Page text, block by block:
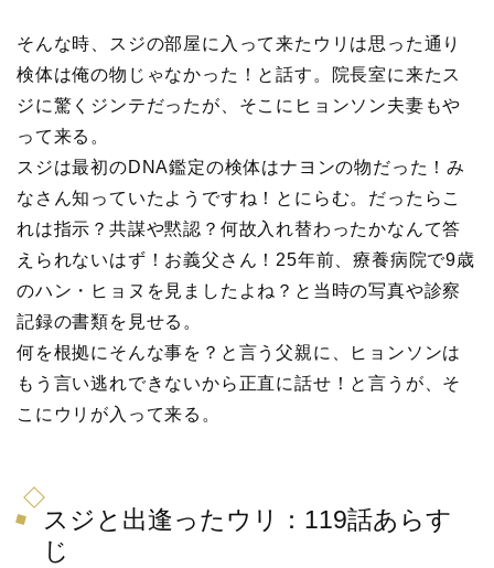
そんな時、スジの部屋に入って来たウリは思った通り
検体は俺の物じゃなかった！と話す。院長室に来たス
ジに驚くジンテだったが、そこにヒョンソン夫妻もや
って来る。
スジは最初のDNA鑑定の検体はナヨンの物だった！み
なさん知っていたようですね！とにらむ。だったらこ
れは指示？共謀や黙認？何故入れ替わったかなんて答
えられないはず！お義父さん！25年前、療養病院で9歳
のハン・ヒョヌを見ましたよね？と当時の写真や診察
記録の書類を見せる。
何を根拠にそんな事を？と言う父親に、ヒョンソンは
もう言い逃れできないから正直に話せ！と言うが、そ
こにウリが入って来る。
スジと出逢ったウリ：119話あらす
じ